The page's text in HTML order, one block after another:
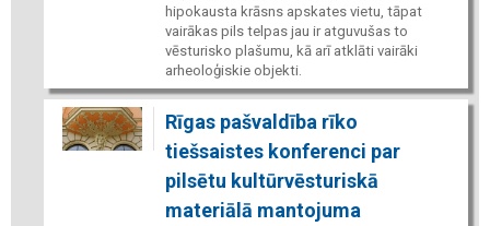
hipokausta krāsns apskates vietu, tāpat
vairākas pils telpas jau ir atguvušas to
vēsturisko plašumu, kā arī atklāti vairāki
arheoloģiskie objekti.
Rīgas pašvaldība rīko
tiešsaistes konferenci par
pilsētu kultūrvēsturiskā
materiālā mantojuma